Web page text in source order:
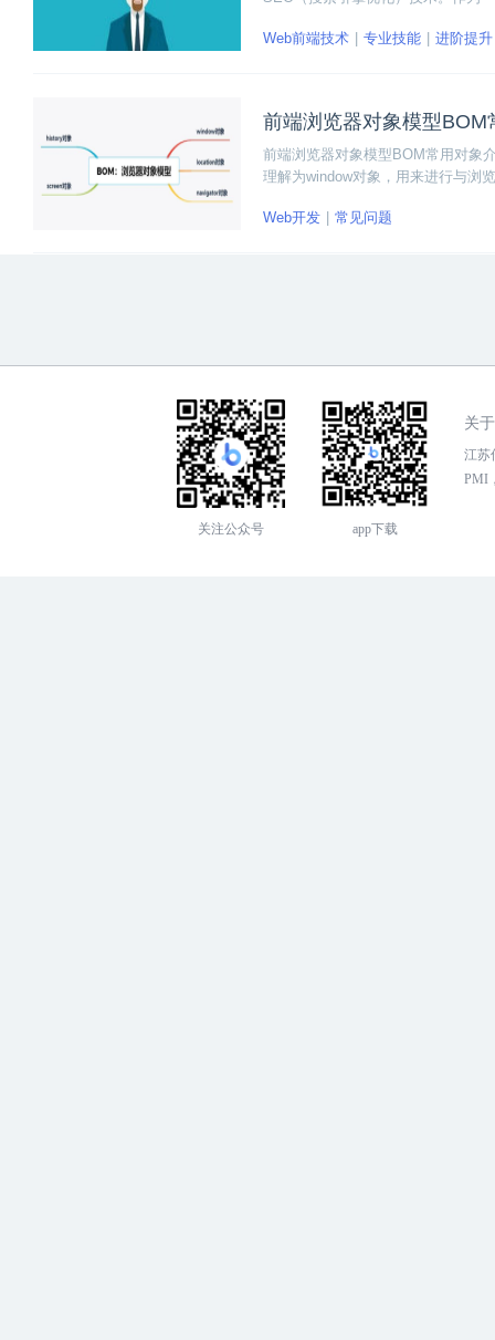
Web前端技术
专业技能 进阶提升
前端浏览器对象模型BOM
前端浏览器对象模型BOM常用对象
理解为window对象，用来进行与浏
Web开发 常见问题
关注公众号 app下载
关
江苏
PMI